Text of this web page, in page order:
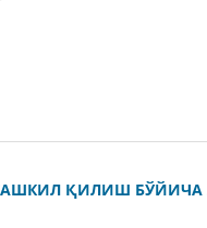
ҚИЛИШ БЎЙИЧА